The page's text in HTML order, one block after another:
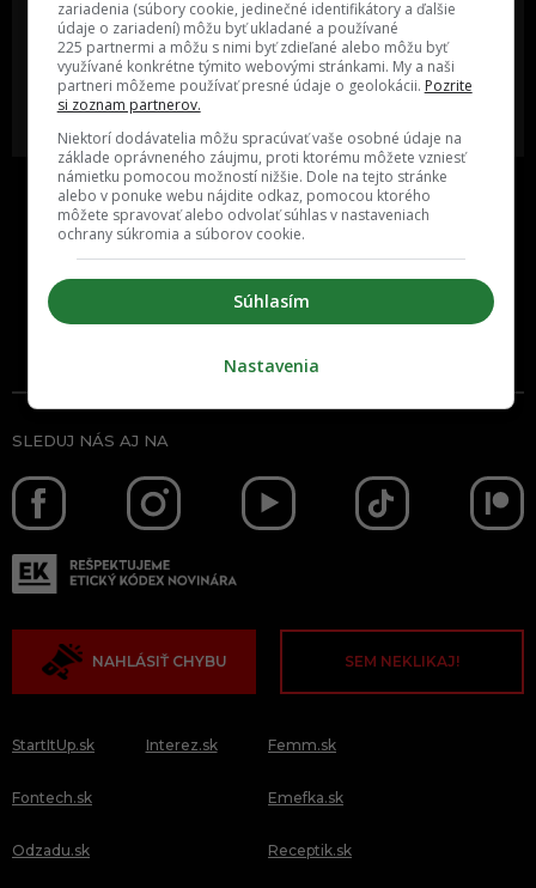
kategóriách a na rôznych
sociálnych sieťach a nakopni svoj
biznis alebo produkt.
MÁM ZÁUJEM O
mali určite napísať?
SLEDUJ NÁS AJ NA
NAHLÁSIŤ CHYBU SEM NEKLIKAJ!
StartItUp.sk
Fontech.sk
Odzadu.sk
Interez.sk Femm.sk
Emefka.sk
Receptik.sk
zariadenia (súbory cookie, jedinečné identifikátory a ďalšie
údaje o zariadení) môžu byť ukladané a používané
225 partnermi a môžu s nimi byť zdieľané alebo môžu byť
využívané konkrétne týmito webovými stránkami. My a naši
partneri môžeme používať presné údaje o geolokácii. Pozrite
si zoznam partnerov.
Niektorí dodávatelia môžu spracúvať vaše osobné údaje na
základe oprávneného záujmu, proti ktorému môžete vzniesť
námietku pomocou možností nižšie. Dole na tejto stránke
alebo v ponuke webu nájdite odkaz, pomocou ktorého
môžete spravovať alebo odvolať súhlas v nastaveniach
ochrany súkromia a súborov cookie.
Súhlasím
Nastavenia